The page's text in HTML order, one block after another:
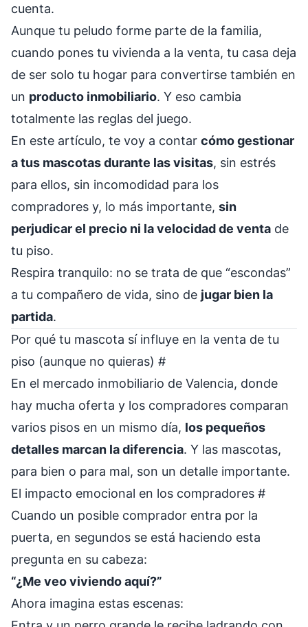
cuenta.
Aunque tu peludo forme parte de la familia,
cuando pones tu vivienda a la venta, tu casa deja
de ser solo tu hogar para convertirse también en
un producto inmobiliario. Y eso cambia
totalmente las reglas del juego.
En este artículo, te voy a contar cómo gestionar
a tus mascotas durante las visitas, sin estrés
para ellos, sin incomodidad para los
compradores y, lo más importante, sin
perjudicar el precio ni la velocidad de venta de
tu piso.
Respira tranquilo: no se trata de que “escondas”
a tu compañero de vida, sino de jugar bien la
partida.
Por qué tu mascota sí influye en la venta de tu
piso (aunque no quieras) #
En el mercado inmobiliario de Valencia, donde
hay mucha oferta y los compradores comparan
varios pisos en un mismo día, los pequeños
detalles marcan la diferencia. Y las mascotas,
para bien o para mal, son un detalle importante.
El impacto emocional en los compradores #
Cuando un posible comprador entra por la
puerta, en segundos se está haciendo esta
pregunta en su cabeza:
“¿Me veo viviendo aquí?”
Ahora imagina estas escenas: